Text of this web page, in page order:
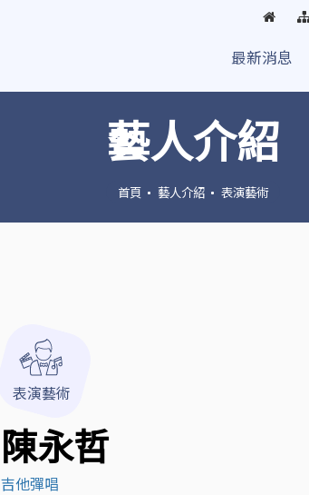
回
頁
最新消息
藝人介紹
首頁 藝人介紹 表演藝術
表演藝術
陳永哲
吉他彈唱